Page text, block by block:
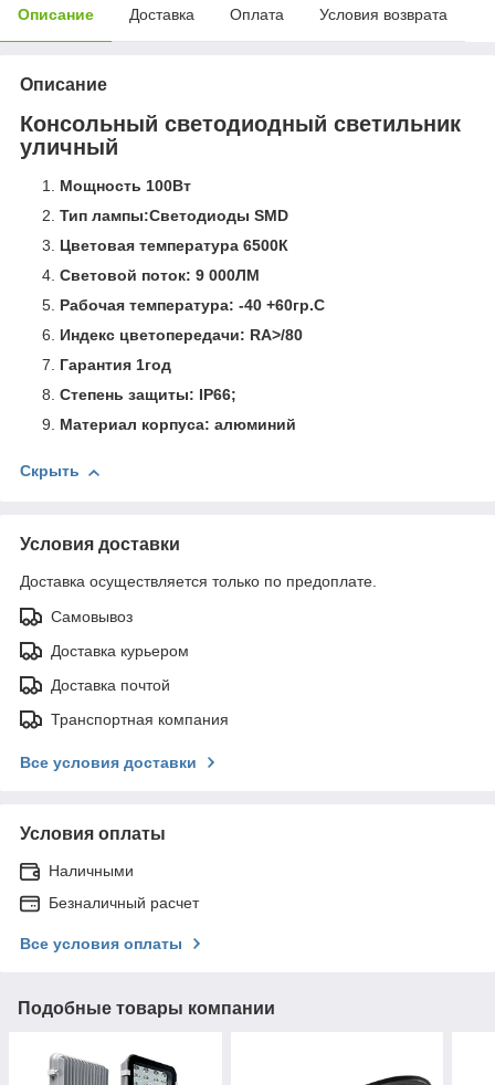
Описание Доставка Оплата Условия возврата
Описание
Консольный светодиодный светильник
уличный
Мощность 100Вт
Тип лампы:Светодиоды SMD
Цветовая температура 6500К
Cветовой поток: 9 000ЛМ
Рабочая температура: -40 +60гр.С
Индекс цветопередачи: RA>/80
Гарантия 1год
Степень защиты: IP66;
Материал корпуса: алюминий
Скрыть
Условия доставки
Доставка осуществляется только по предоплате.
Самовывоз
Доставка курьером
Доставка почтой
Транспортная компания
Все условия доставки
Условия оплаты
Наличными
Безналичный расчет
Все условия оплаты
Подобные товары компании